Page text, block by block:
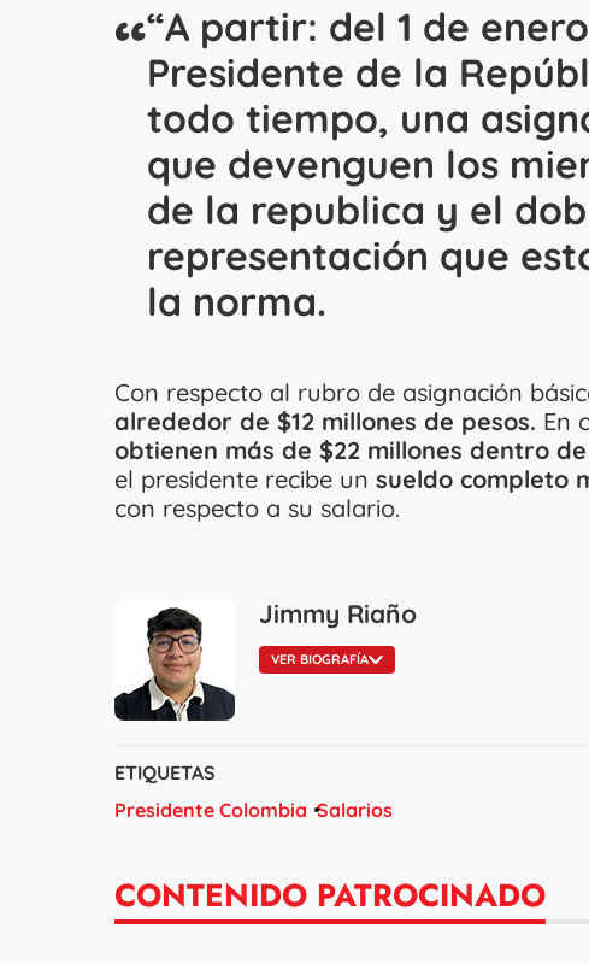
“A partir: del 1 de
Presidente de la
todo tiempo, una
que devenguen los
de la republica y el
representación que
la norma.
Con respecto al rubro de asignación
alrededor de $12 millones de pesos. En
obtienen más de $22 millones dentro
el presidente recibe un sueldo completo
con respecto a su salario.
Jimmy Riaño
VER BIOGRAFÍA
ETIQUETAS
Presidente Colombia Salarios
CONTENIDO PATROCINADO